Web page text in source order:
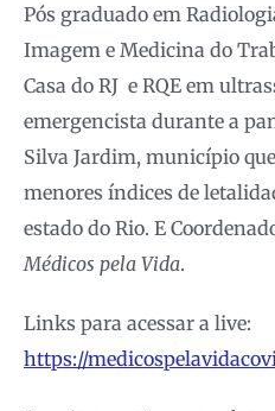
Pós graduado em
Imagem e Medicina do
Casa do RJ e RQE em
emergencista durante a
Silva Jardim, município
menores índices de
estado do Rio. E
Médicos pela Vida.
Links para acessar a live:
https://